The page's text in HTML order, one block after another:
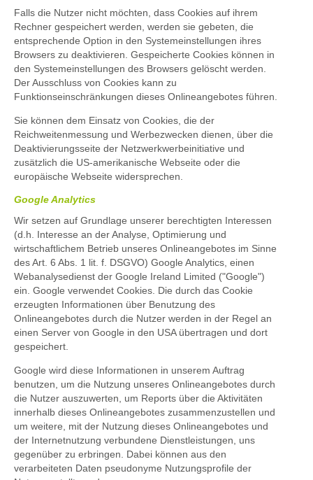
Falls die Nutzer nicht möchten, dass Cookies auf ihrem
Rechner gespeichert werden, werden sie gebeten, die
entsprechende Option in den Systemeinstellungen ihres
Browsers zu deaktivieren. Gespeicherte Cookies können in
den Systemeinstellungen des Browsers gelöscht werden.
Der Ausschluss von Cookies kann zu
Funktionseinschränkungen dieses Onlineangebotes führen.
Sie können dem Einsatz von Cookies, die der
Reichweitenmessung und Werbezwecken dienen, über die
Deaktivierungsseite der Netzwerkwerbeinitiative und
zusätzlich die US-amerikanische Webseite oder die
europäische Webseite widersprechen.
Google Analytics
Wir setzen auf Grundlage unserer berechtigten Interessen
(d.h. Interesse an der Analyse, Optimierung und
wirtschaftlichem Betrieb unseres Onlineangebotes im Sinne
des Art. 6 Abs. 1 lit. f. DSGVO) Google Analytics, einen
Webanalysedienst der Google Ireland Limited ("Google")
ein. Google verwendet Cookies. Die durch das Cookie
erzeugten Informationen über Benutzung des
Onlineangebotes durch die Nutzer werden in der Regel an
einen Server von Google in den USA übertragen und dort
gespeichert.
Google wird diese Informationen in unserem Auftrag
benutzen, um die Nutzung unseres Onlineangebotes durch
die Nutzer auszuwerten, um Reports über die Aktivitäten
innerhalb dieses Onlineangebotes zusammenzustellen und
um weitere, mit der Nutzung dieses Onlineangebotes und
der Internetnutzung verbundene Dienstleistungen, uns
gegenüber zu erbringen. Dabei können aus den
verarbeiteten Daten pseudonyme Nutzungsprofile der